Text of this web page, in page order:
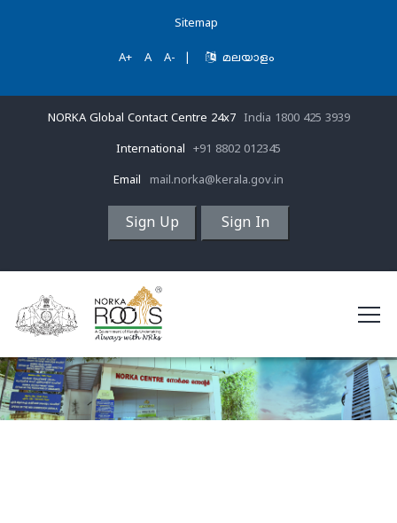
Sitemap
A+ A A- മലയാളം
NORKA Global Contact Centre 24x7 India 1800 425 3939
International +91 8802 012345
Email mail.norka@kerala.gov.in
Sign Up Sign In